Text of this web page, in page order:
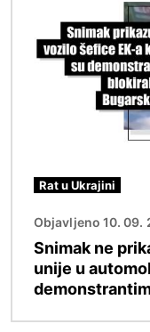
Rat u Ukrajini
Objavljeno 10. 09.
Snimak ne
unije u